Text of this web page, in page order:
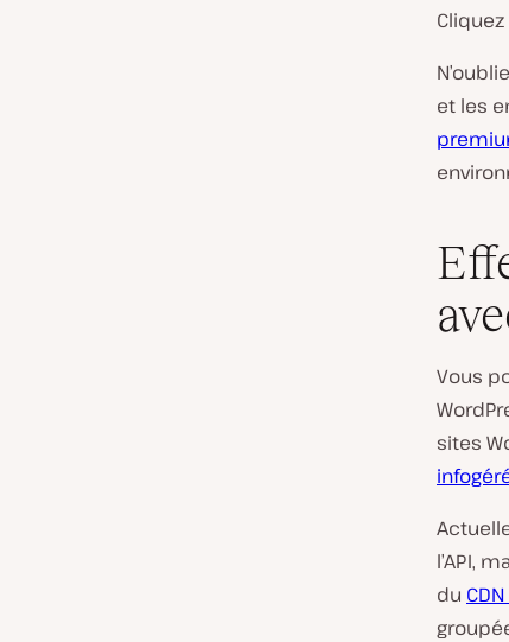
et les
Vous
sites
l’API,
du